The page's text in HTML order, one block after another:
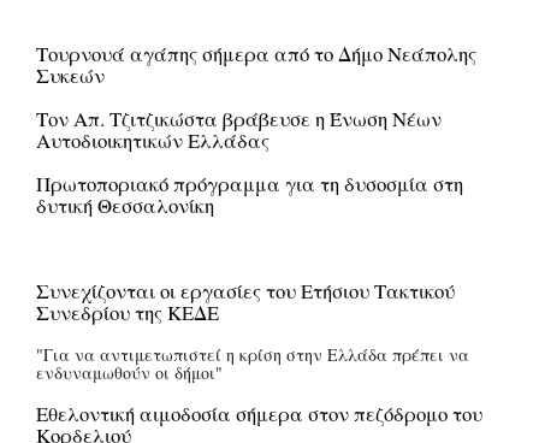
Τουρνουά αγάπης σήμερα από το Δήμο Νεάπολης
Συκεών
Τον Απ. Τζιτζικώστα βράβευσε η Ένωση Νέων
Αυτοδιοικητικών Ελλάδας
Πρωτοποριακό πρόγραμμα για τη δυσοσμία στη
δυτική Θεσσαλονίκη
Συνεχίζονται οι εργασίες του Ετήσιου Τακτικού
Συνεδρίου της ΚΕΔΕ
"Για να αντιμετωπιστεί η κρίση στην Ελλάδα πρέπει να
ενδυναμωθούν οι δήμοι"
Εθελοντική αιμοδοσία σήμερα στον πεζόδρομο του
Κορδελιού